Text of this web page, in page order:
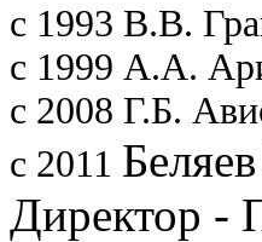
с 1993 В.В.
с 1999 А.А.
с 2008 Г.Б.
с 2011
Директор -